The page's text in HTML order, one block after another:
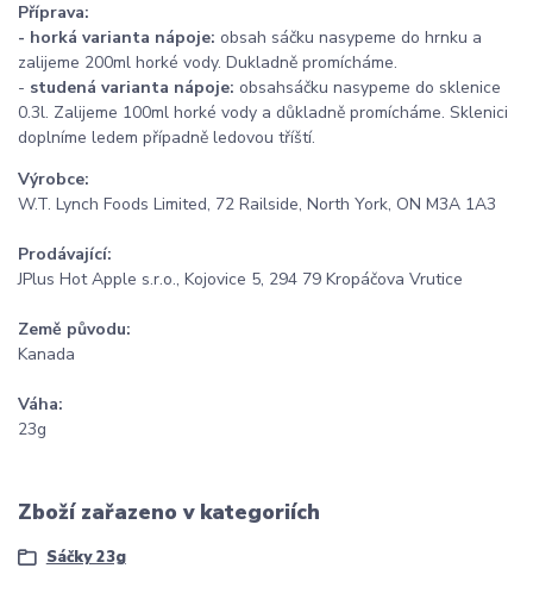
Příprava:
- horká varianta nápoje: obsah sáčku nasypeme do hrnku a
zalijeme 200ml horké vody. Dukladně promícháme.
- studená varianta nápoje: obsahsáčku nasypeme do sklenice
0.3l. Zalijeme 100ml horké vody a důkladně promícháme. Sklenici
doplníme ledem případně ledovou tříští.
Výrobce:
W.T. Lynch Foods Limited, 72 Railside, North York, ON M3A 1A3
Prodávající:
JPlus Hot Apple s.r.o., Kojovice 5, 294 79 Kropáčova Vrutice
Země původu:
Kanada
Váha:
23g
Zboží zařazeno v kategoriích
Sáčky 23g